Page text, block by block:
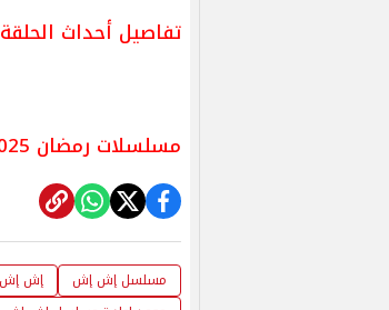
تفاصيل أحداث الحلقة
مسلسلات رمضان 2025 .. مسلسل عقبال عندكم والقنوات الناقله له
مسلسل إش إش إش إش